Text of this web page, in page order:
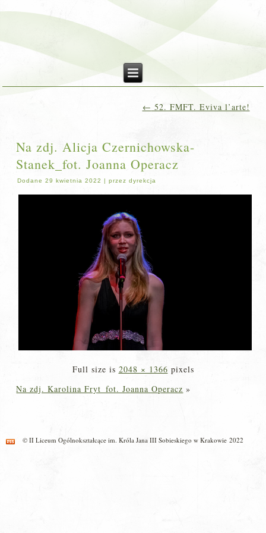
← 52. FMFT. Eviva l’arte!
Na zdj. Alicja Czernichowska-
Stanek_fot. Joanna Operacz
Dodane 29 kwietnia 2022 |przez dyrekcja
Full size is 2048 × 1366 pixels
Na zdj. Karolina Fryt_fot. Joanna Operacz »
© II Liceum Ogólnokształcące im. Króla Jana III Sobieskiego w Krakowie 2022